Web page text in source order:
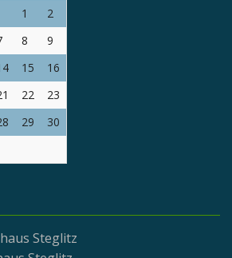
1
2
8
9
15
16
22
23
29
30
Steglitz